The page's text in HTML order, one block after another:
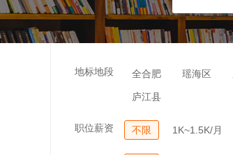
地标地段 全合肥 瑶海区
庐江县
职位薪资 不限 1K~1.5K/月